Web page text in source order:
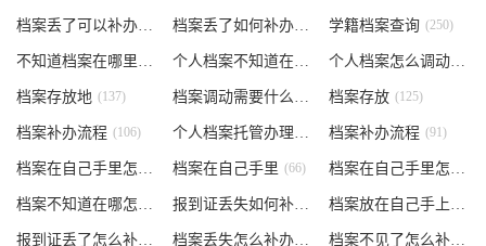
档案丢了可以补办吗 (371) 档案丢了如何补办 学籍档案查询 (250)
不知道档案在哪里 个人档案不知道在哪儿 (191) 个人档案怎么调动
档案存放地 (137) 档案调动需要什么手续 (130)
档案存放 (125)
档案补办流程 (106) 个人档案托管办理流程 (102)
档案补办流程 (91)
档案在自己手里怎么办 (85)
档案在自己手里 (66) 档案在自己手里怎么处理
档案不知道在哪怎么办 (62) 报到证丢失如何补办 (54) 档案放在自己手上
报到证丢了怎么补办 (52) 档案丢失怎么补办 档案不见了怎么补办